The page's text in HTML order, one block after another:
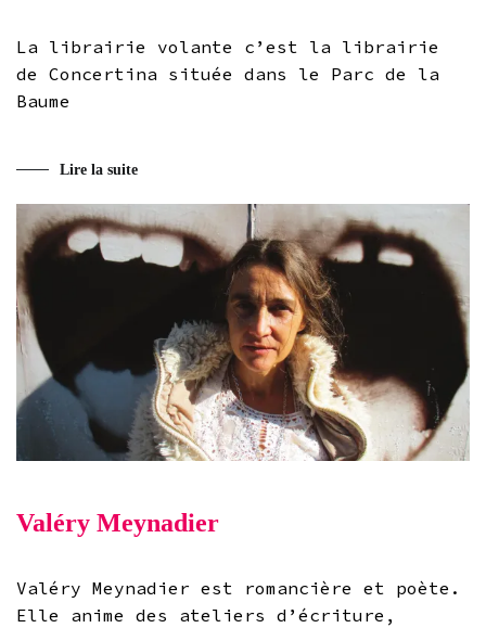
La librairie volante c’est la librairie
de Concertina située dans le Parc de la
Baume
Lire la suite
Valéry Meynadier
Valéry Meynadier est romancière et poète.
Elle anime des ateliers d’écriture,